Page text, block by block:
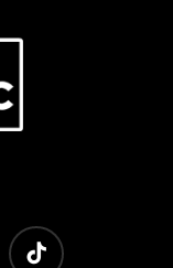
tiktok